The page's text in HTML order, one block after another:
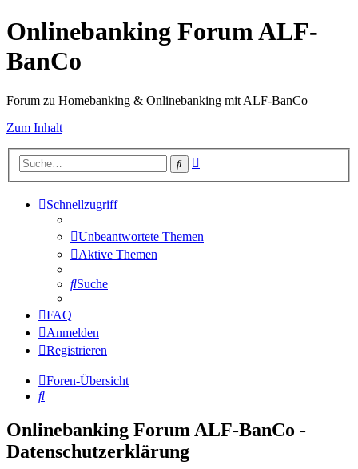
Onlinebanking Forum ALF-
BanCo
Forum zu Homebanking & Onlinebanking mit ALF-BanCo
Zum Inhalt
Suche
Schnellzugriff
Unbeantwortete Themen
Aktive Themen
Suche
FAQ
Anmelden
Registrieren
Foren-Übersicht
Suche
Onlinebanking Forum ALF-BanCo -
Datenschutzerklärung